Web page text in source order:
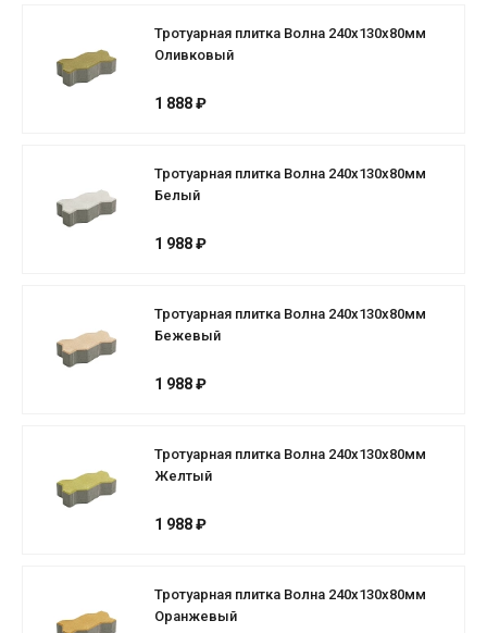
Тротуарная плитка Волна 240х130х80мм
Оливковый
1 888 ₽
Тротуарная плитка Волна 240х130х80мм
Белый
1 988 ₽
Тротуарная плитка Волна 240х130х80мм
Бежевый
1 988 ₽
Тротуарная плитка Волна 240х130х80мм
Желтый
1 988 ₽
Тротуарная плитка Волна 240х130х80мм
Оранжевый